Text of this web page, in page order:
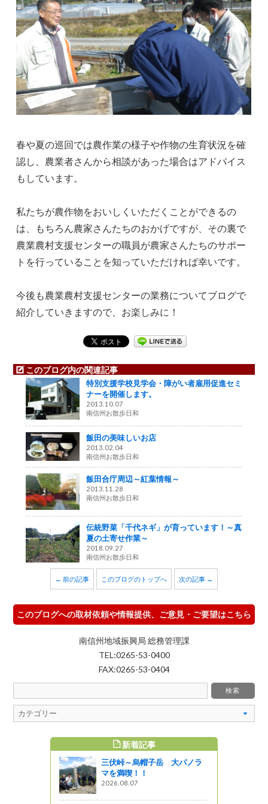
春や夏の巡回では農作業の様子や作物の生育状況を確
認し、農業者さんから相談があった場合はアドバイス
もしています。
私たちが農作物をおいしくいただくことができるの
は、もちろん農家さんたちのおかげですが、その裏で
農業農村支援センターの職員が農家さんたちのサポー
トを行っていることを知っていただければ幸いです。
今後も農業農村支援センターの業務についてブログで
紹介していきますので、お楽しみに！
このブログ内の関連記事
特別支援学校見学会・障がい者雇用促進セミ
ナーを開催します。
2013.10.07
南信州お散歩日和
飯田の美味しいお店
2013.02.04
南信州お散歩日和
飯田合庁周辺～紅葉情報～
2013.11.28
南信州お散歩日和
伝統野菜「千代ネギ」が育っています！～真
夏の土寄せ作業～
2018.09.27
南信州お散歩日和
← 前の記事 このブログのトップへ 次の記事 →
このブログへの取材依頼や情報提供、ご意見・ご要望はこちら
南信州地域振興局 総務管理課
TEL:0265-53-0400
FAX:0265-53-0404
新着記事
三伏峠～烏帽子岳 大パノラ
マを満喫！！
2026.08.07